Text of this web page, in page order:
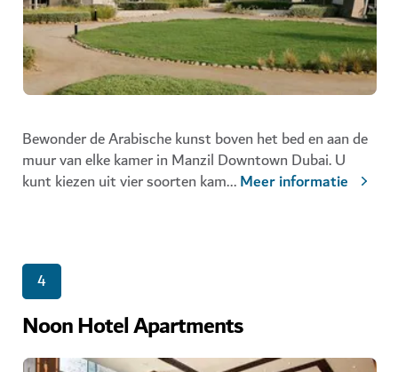
Bewonder de Arabische kunst boven het bed en aan de
muur van elke kamer in Manzil Downtown Dubai. U
kunt kiezen uit vier soorten kam...Meer informatie
4
Noon Hotel Apartments